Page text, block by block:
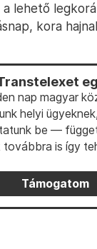
a lehető
kora
nap magyar
helyi
be —
is így
Támogatom